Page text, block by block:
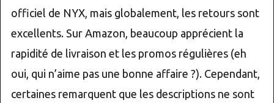
officiel de NYX, mais globalement, les retours sont
excellents. Sur Amazon, beaucoup apprécient la
rapidité de livraison et les promos régulières (eh
oui, qui n’aime pas une bonne affaire ?). Cependant,
certaines remarquent que les descriptions ne sont